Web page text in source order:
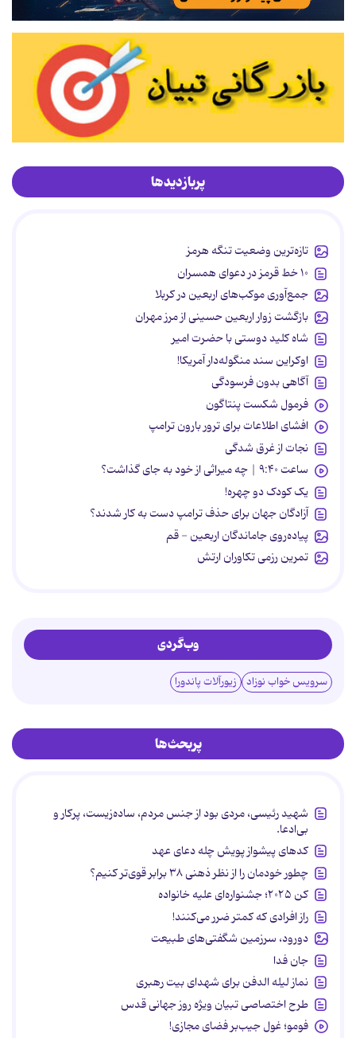
پربازدیدها
تازه‌ترین وضعیت تنگه هرمز
۱۰ خط قرمز در دعوای همسران
جمع‌آوری موکب‌های اربعین در کربلا
بازگشت زوار اربعین حسینی از مرز مهران
شاه کلید دوستی با حضرت امیر
اوکراین سند منگوله‌دار آمریکا!
آگاهی بدون فرسودگی
فرمول شکست پنتاگون
افشای اطلاعات برای ترور بارون ترامپ
نجات از غرق شدگی
ساعت ۹:۴۰ | چه میراثی از خود به جای گذاشت؟
یک کودک دو چهره!
آزادگان جهان برای حذف ترامپ دست به کار شدند؟
پیاده‌روی جاماندگان اربعین - قم
تمرین رزمی تکاوران ارتش
وب‌گردی
سرویس خواب نوزاد زیورآلات پاندورا
پربحث‌ها
شهید رئیسی، مردی بود از جنس مردم، ساده‌زیست، پرکار و
بی‌ادعا.
کدهای پیشواز پویش چله دعای عهد
چطور خودمان را از نظر ذهنی ۳۸ برابر قوی‌تر کنیم؟
کن ۲۰۲۵؛ جشنواره‌ای علیه خانواده
راز افرادی که کمتر ضرر می‌کنند!
دورود، سرزمین شگفتی‌های طبیعت
جان فدا
نماز لیله الدفن برای شهدای بیت رهبری
طرح اختصاصی تبیان ویژه روز جهانی قدس
فومو؛ غول جیب‌بر فضای مجازی!